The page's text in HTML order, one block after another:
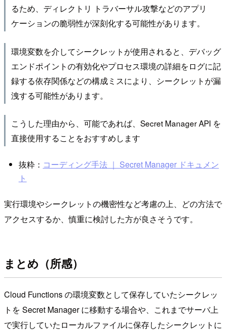
るため、ディレクトリ トラバーサル攻撃などのアプリ
ケーションの脆弱性が深刻化する可能性があります。
環境変数を介してシークレットが使用されると、デバッグ
エンドポイントの有効化やプロセス環境の詳細をログに記
録する依存関係などの構成ミスにより、シークレットが漏
洩する可能性があります。
こうした理由から、可能であれば、Secret Manager API を
直接使用することをおすすめします
抜粋： コーディング手法 ｜ Secret Manager ドキュメン
ト
実行環境やシークレットの機密性など考慮の上、どの方法で
アクセスするか、慎重に検討した方が良さそうです。
まとめ（所感）
Cloud Functions の環境変数として保存していたシークレッ
トを Secret Manager に移動する場合や、これまでサーバ上
で実行していたローカルファイルに保存したシークレットに